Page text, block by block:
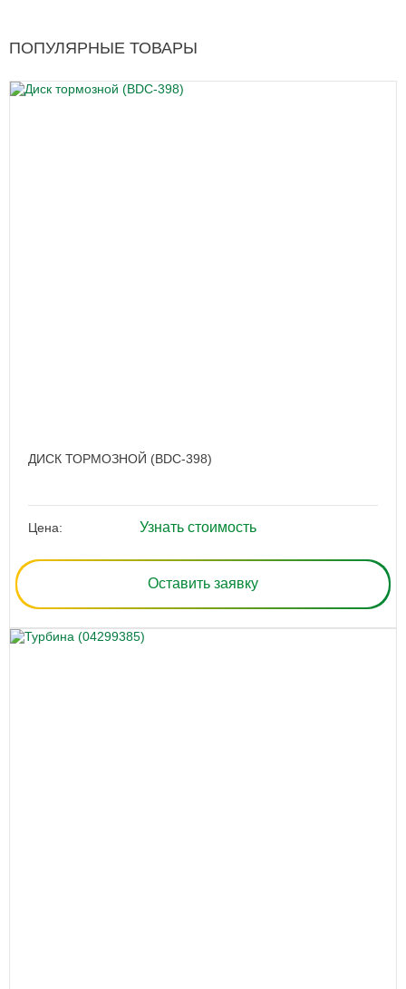
ПОПУЛЯРНЫЕ ТОВАРЫ
ДИСК ТОРМОЗНОЙ (BDC-398)
Цена: Узнать стоимость
Оставить заявку